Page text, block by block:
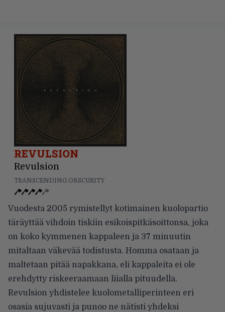
REVULSION
Revulsion
TRANSCENDING OBSCURITY
Vuodesta 2005 rymistellyt kotimainen kuolopartio
täräyttää vihdoin tiskiin esikoispitkäsoittonsa, joka
on koko kymmenen kappaleen ja 37 minuutin
mitaltaan väkevää todistusta. Homma osataan ja
maltetaan pitää napakkana, eli kappaleita ei ole
erehdytty riskeeraamaan liialla pituudella.
Revulsion yhdistelee kuolometalliperinteen eri
osasia sujuvasti ja punoo ne nätisti yhdeksi